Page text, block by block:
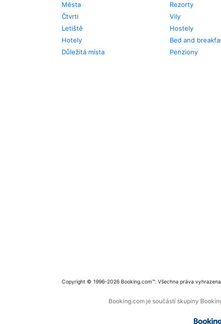
Města
Čtvrti
Letiště
Hotely
Důležitá místa
Rezorty
Vily
Hostely
Bed and
Penziony
Copyright © 1996–2026 Booking.com™. Všechna práva
Booking.com je součástí skupiny